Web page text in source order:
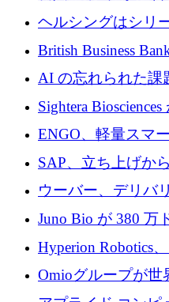
センサーをEUのク
ヘルシングはシリ
ウーバーはデリバ
ロの契約で買収、
銀行を立ち上げる
British Business
2,500 万ユーロの
AI の忘れられた課
プを実現: カメラロ
Sightera
ットフォームを拡
のプレシードをク
ENGO、軽量スマ
進歩のために510
SAP、立ち上げか
を10億ユーロ以上
ウーバー、デリバ
の契約で買収、99
ォームを構築
Juno Bio が 380 万
専用の初のシーケ
Hyperion Robotics
万ドルを確保
Omioグループが世
を目指してRail